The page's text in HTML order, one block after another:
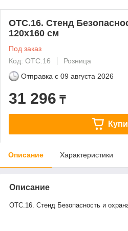
ОТС.16. Стенд
120х160 см
Под заказ
Код: ОТС.16
Розница
Отправка с 09 августа 2026
31 296 ₸
Описание Характеристики
Описание
ОТС.16. Стенд Безопасность и